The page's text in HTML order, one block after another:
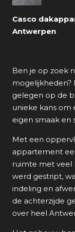
Casco
Antwerpen
Ben je op zoek
mogelijkheden?
gelegen op de
unieke kans om
eigen smaak en
Met een
appartement
ruimte met veel
werd gestript,
indeling en
de achterzijde
over heel